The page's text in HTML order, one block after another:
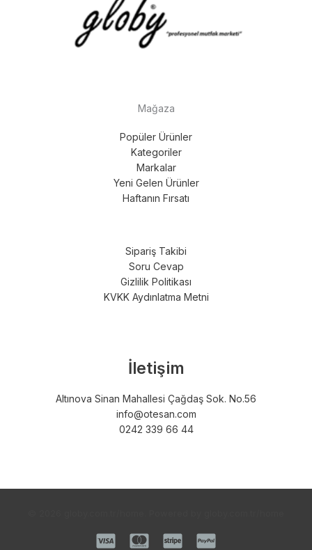
Mağaza
Popüler Ürünler
Kategoriler
Markalar
Yeni Gelen Ürünler
Haftanın Fırsatı
Sipariş Takibi
Soru Cevap
Gizlilik Politikası
KVKK Aydınlatma Metni
İletişim
Altınova Sinan Mahallesi Çağdaş Sok. No.56
info@otesan.com
0242 339 66 44